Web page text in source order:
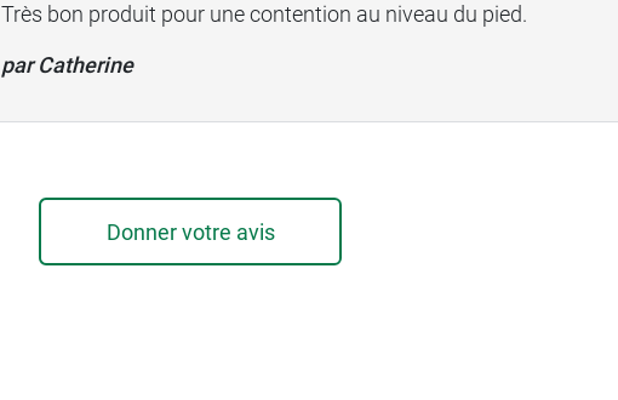
Très bon produit pour une contention au niveau du pied.
par Catherine
Donner votre avis